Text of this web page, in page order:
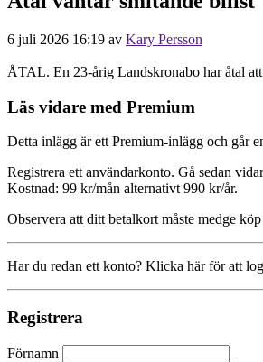
6 juli 2026 16:19 av Kary Persson
ÅTAL. En 23-årig Landskronabo har åtal
Läs vidare med Premium
Detta inlägg är ett Premium-inlägg och går
Registrera ett användarkonto. Gå sedan
Kostnad: 99 kr/mån alternativt 990 kr/år.
Observera att ditt betalkort måste medge
Har du redan ett konto? Klicka här för att
Registrera
Förnamn